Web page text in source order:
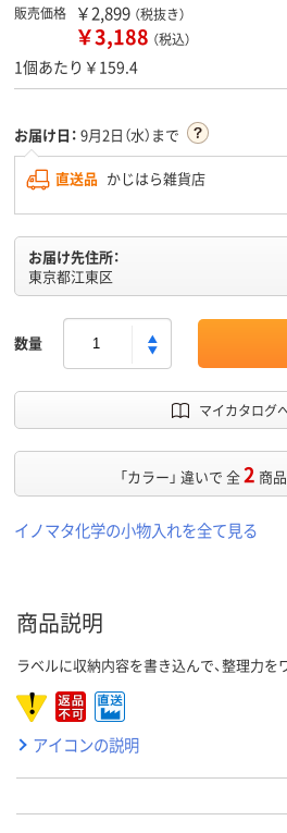
販売価格 ￥2,899 （税抜き）
￥3,188 （税込）
1個あたり￥159.4
お届け日： 9月2日（水）まで
直送品 かじはら雑貨店
お届け先住所：
東京都江東区
数量
マイカタログ
「カラー」 違いで 全2 商
イノマタ化学の小物入れを全て見る
商品説明
ラベルに収納内容を書き込んで、整理力を
アイコンの説明